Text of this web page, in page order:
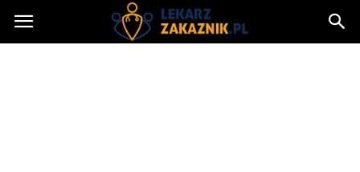
Lekarzzakaznik.pl